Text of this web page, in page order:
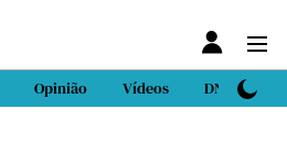
Opinião Vídeos DN Sport